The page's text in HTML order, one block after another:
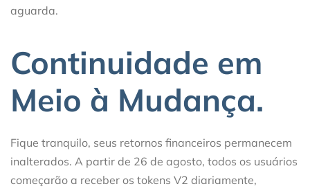
aguarda.
Continuidade em
Meio à Mudança.
Fique tranquilo, seus retornos financeiros permanecem
inalterados. A partir de 26 de agosto, todos os usuários
começarão a receber os tokens V2 diariamente,